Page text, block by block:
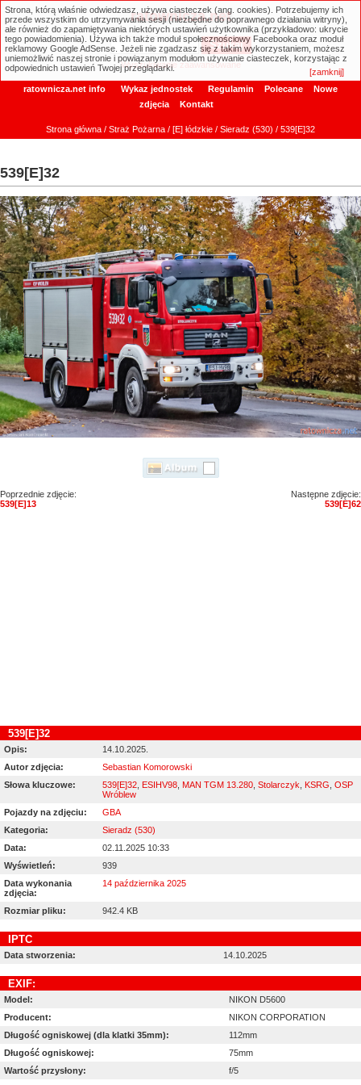
ratownicza.net
Wyszukiwanie zaawansowane
ratownicza.net info Wykaz jednostek Regulamin Polecane
Nowe
zdjęcia
Kontakt
Strona główna / Straż Pożarna / [E] łódzkie / Sieradz (530) / 539[E]32
539[E]32
Poprzednie zdjęcie:
539[E]13
Następne zdjęcie:
539[E]62
539[E]32
Opis:
14.10.2025.
Autor zdjęcia:
Sebastian Komorowski
Słowa kluczowe:
539[E]32 ESIHV98 MAN TGM 13.280 Stolarczyk KSRG OSP
Wróblew
Pojazdy na zdjęciu:
GBA
Kategoria:
Sieradz (530)
Data:
02.11.2025 10:33
Wyświetleń:
939
Data wykonania
zdjęcia:
14 października 2025
Rozmiar pliku: 942.4 KB
IPTC
Data stworzenia: 14.10.2025
EXIF:
Model:
NIKON D5600
Producent:
NIKON CORPORATION
Długość ogniskowej (dla klatki 35mm):
112mm
Długość ogniskowej:
75mm
Wartość przysłony:
f/5
Strona, którą właśnie odwiedzasz, używa ciasteczek (ang. cookies). Potrzebujemy ich
przede wszystkim do utrzymywania sesji (niezbędne do poprawnego działania witryny),
ale również do zapamiętywania niektórych ustawień użytkownika (przykładowo: ukrycie
tego powiadomienia). Używa ich także moduł społecznościowy Facebooka oraz moduł
reklamowy Google AdSense. Jeżeli nie zgadzasz się z takim wykorzystaniem, możesz
uniemożliwić naszej stronie i powiązanym modułom używanie ciasteczek, korzystając z
odpowiednich ustawień Twojej przeglądarki.
[zamknij]